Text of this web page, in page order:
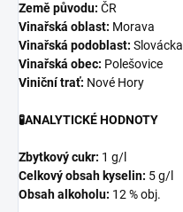
Země původu: ČR
Vinařská oblast: Morava
Vinařská podoblast: Slovácka
Vinařská obec: Polešovice
Viniční trať: Nové Hory
🧪ANALYTICKÉ HODNOTY
Zbytkový cukr: 1 g/l
Celkový obsah kyselin: 5 g/l
Obsah alkoholu: 12 % obj.